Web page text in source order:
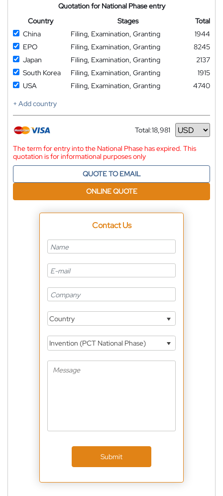
Quotation for National Phase entry
Country
Stages
Total
China
Filing, Examination, Granting
1944
EPO
Filing, Examination, Granting
8245
Japan
Filing, Examination, Granting
2137
South Korea
Filing, Examination, Granting
1915
USA
Filing, Examination, Granting
4740
+ Add country
Total:18,981
Currency
The term for entry into the National Phase has expired. This
quotation is for informational purposes only
QUOTE TO EMAIL
ONLINE QUOTE
Contact Us
Country
Invention (PCT National Phase)
Submit